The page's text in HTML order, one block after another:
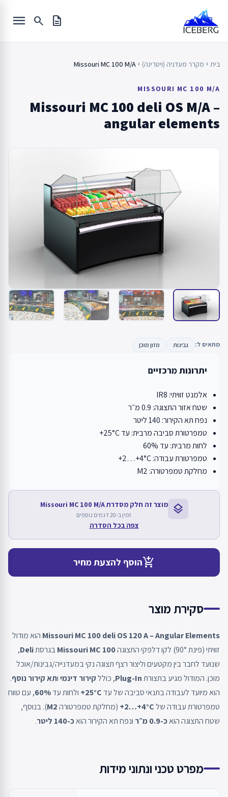
content
description
search
menu
בית chevron_left מקרר מעדניה (ויטרינה) chevron_left
Missouri MC 100 M/A
MISSOURI MC 100 M/A
Missouri MC 100 deli OS M/A –
angular elements
מתאים ל: גבינות מזון מוכן
יתרונות מרכזיים
אלמנט זוויתי: IR8
שטח אזור התצוגה: 0.9 מ״ר
נפח תא הקירור: 140 ליטר
טמפרטורת סביבה מרבית: עד ‎+25°C
לחות מרבית: עד ‎60%
טמפרטורת עבודה: ‎+2…+4°C
מחלקת טמפרטורה: M2
layers מוצר זה חלק מסדרת Missouri MC 100 M/A
זמין ב-20 דגמים נוספים
צפה בכל הסדרה
add_shopping_cartהוסף להצעת מחיר
סקירת מוצר
Missouri MC 100 deli OS 120 A – Angular Elements הוא מודול
זוויתי (פינת 90°) לקו דלפקי התצוגה
Missouri MC 100בגרסתDeli
,
שנועד לחבר בין מקטעים וליצור רצף תצוגה נקי במעדנייה/גבינות/אוכל
מוכן. המודול מגיע בתצורתPlug-In, כוללקירור דינמי ותא קירור נוסף.
הוא מיועד לעבודה בתנאי סביבה של עד‎+25°C ולחות עד‎60%, עם טווח
טמפרטורת עבודה של‎+2…+4°C (מחלקת טמפרטורהM2). בנוסף,
שטח התצוגה הואכ-0.9 מ״ר ונפח תא הקירור הואכ-140 ליטר .
מפרט טכני ונתוני מידות